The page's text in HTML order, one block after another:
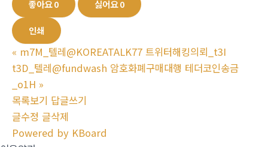
좋아요0 싫어요0
인쇄
« m7M_텔레@KOREATALK77 트위터해킹의뢰_t3I
t3D_텔레@fundwash 암호화폐구매대행 테더코인송금
_o1H »
목록보기 답글쓰기
글수정 글삭제
Powered by KBoard